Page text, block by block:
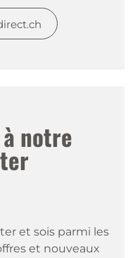
notre
et sois parmi les
et nouveaux